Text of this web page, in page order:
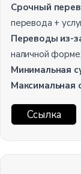
Срочный
перевода +
Переводы из-
наличной форме;
Минимальная
Максимальная
Ссылка